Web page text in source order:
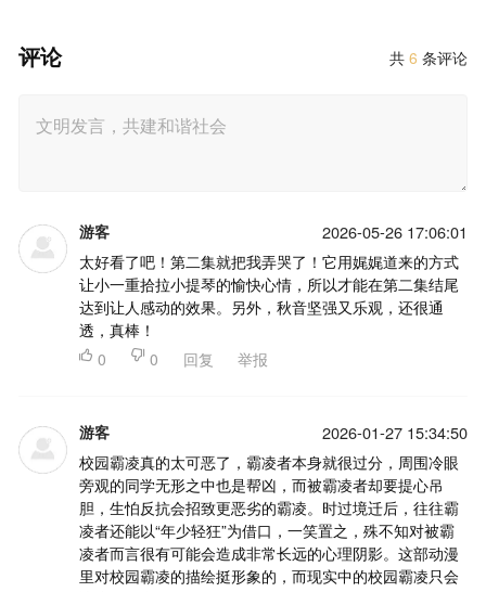
共6 条评论
评论
游客 2026-05-26 17:06:01
太好看了吧！第二集就把我弄哭了！它用娓娓道来的方式
让小一重拾拉小提琴的愉快心情，所以才能在第二集结尾
达到让人感动的效果。另外，秋音坚强又乐观，还很通
透，真棒！
 0  0 回复 举报
游客 2026-01-27 15:34:50
校园霸凌真的太可恶了，霸凌者本身就很过分，周围冷眼
旁观的同学无形之中也是帮凶，而被霸凌者却要提心吊
胆，生怕反抗会招致更恶劣的霸凌。时过境迁后，往往霸
凌者还能以“年少轻狂”为借口，一笑置之，殊不知对被霸
凌者而言很有可能会造成非常长远的心理阴影。这部动漫
里对校园霸凌的描绘挺形象的，而现实中的校园霸凌只会